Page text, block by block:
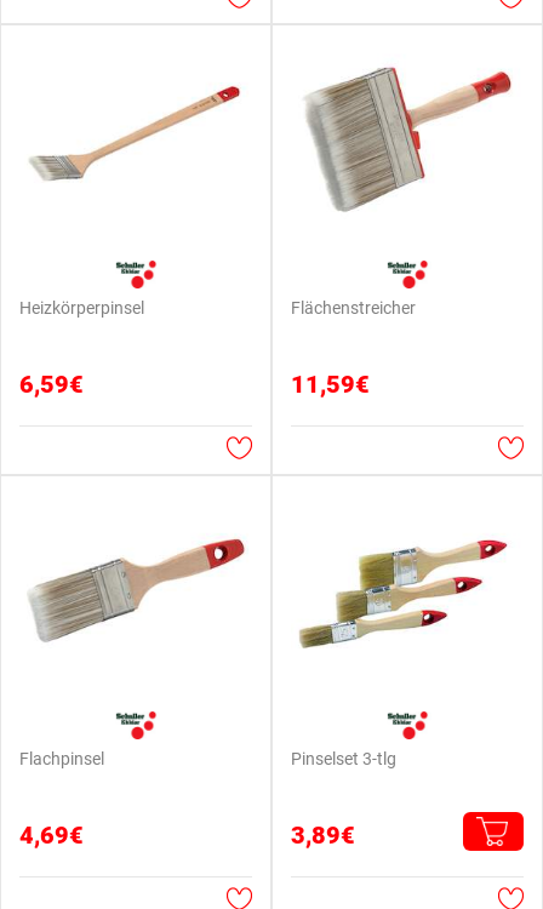
Heizkörperpinsel
6,59€
Flächenstreicher
11,59€
Flachpinsel
4,69€
Pinselset 3-tlg
3,89€